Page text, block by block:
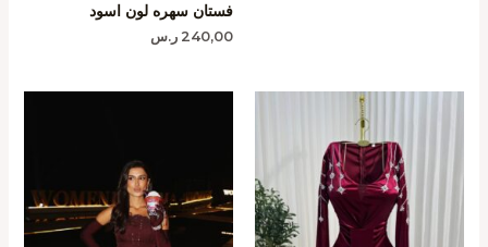
فستان سهره لون اسود
240,00 ر.س